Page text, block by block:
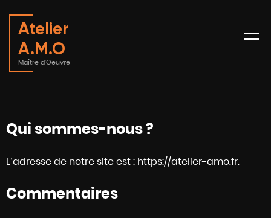
Atelier
A.M.O
Maître d'Oeuvre
Menu
Qui sommes-nous ?
L’adresse de notre site est : https://atelier-amo.fr.
Commentaires